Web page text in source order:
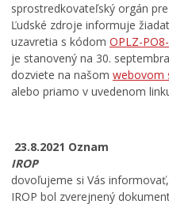
sprostredkovateľský orgán
Ľudské zdroje informuje
uzavretia s kódom OPLZ-
je stanovený na 30.
dozviete na našom webovom
alebo priamo v uvedenom
23.8.2021 Oznam
IROP
dovoľujeme si Vás
IROP bol zverejnený